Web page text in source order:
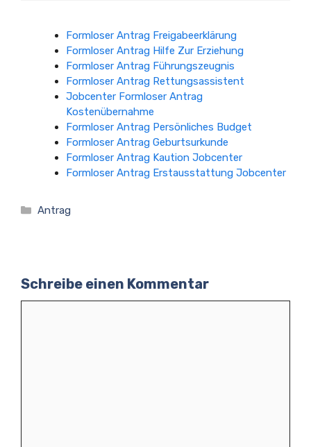
Formloser Antrag Freigabeerklärung
Formloser Antrag Hilfe Zur Erziehung
Formloser Antrag Führungszeugnis
Formloser Antrag Rettungsassistent
Jobcenter Formloser Antrag
Kostenübernahme
Formloser Antrag Persönliches Budget
Formloser Antrag Geburtsurkunde
Formloser Antrag Kaution Jobcenter
Formloser Antrag Erstausstattung Jobcenter
Kategorien
Antrag
Schreibe einen Kommentar